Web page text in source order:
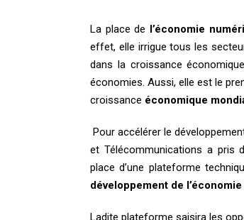
La place de l’économie
effet, elle irrigue tous les
dans la croissance
économies. Aussi, elle est le
croissance économique
Pour accélérer le
et Télécommunications a pris
place d’une plateforme
développement de
Ladite plateforme saisira les